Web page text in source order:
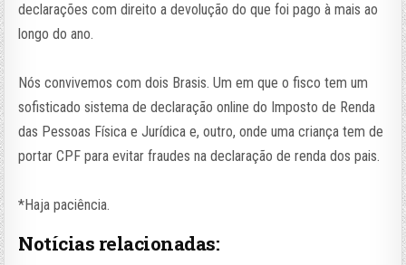
declarações com direito a devolução do que foi pago à mais ao
longo do ano.
Nós convivemos com dois Brasis. Um em que o fisco tem um
sofisticado sistema de declaração online do Imposto de Renda
das Pessoas Física e Jurídica e, outro, onde uma criança tem de
portar CPF para evitar fraudes na declaração de renda dos pais.
*Haja paciência.
Notícias relacionadas: